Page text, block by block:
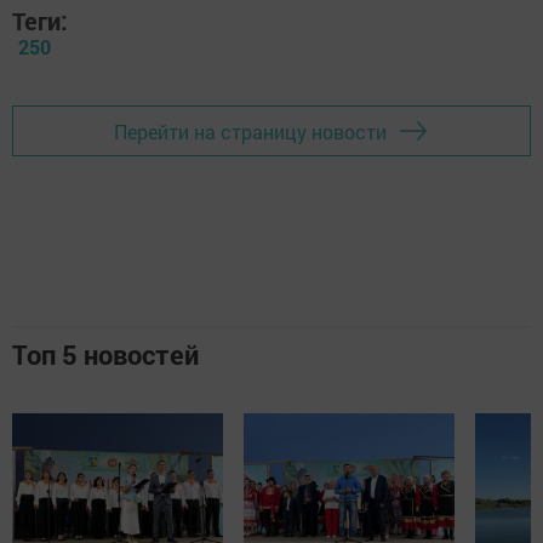
Теги:
250
Перейти на страницу новости
Топ 5 новостей